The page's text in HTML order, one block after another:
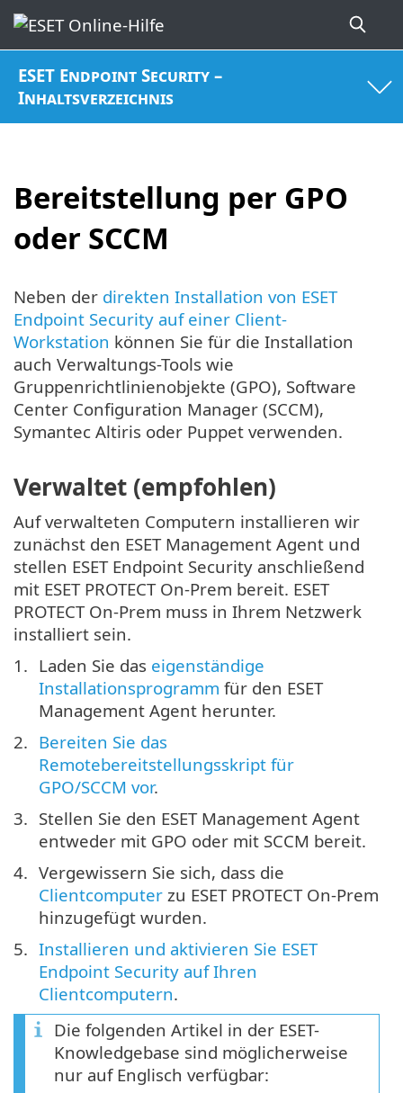
ESET Endpoint Security –
Inhaltsverzeichnis
Bereitstellung per GPO
oder SCCM
Neben der direkten Installation von ESET
Endpoint Security auf einer Client-
Workstation können Sie für die Installation
auch Verwaltungs-Tools wie
Gruppenrichtlinienobjekte (GPO), Software
Center Configuration Manager (SCCM),
Symantec Altiris oder Puppet verwenden.
Verwaltet (empfohlen)
Auf verwalteten Computern installieren wir
zunächst den ESET Management Agent und
stellen ESET Endpoint Security anschließend
mit ESET PROTECT On-Prem bereit. ESET
PROTECT On-Prem muss in Ihrem Netzwerk
installiert sein.
Laden Sie das eigenständige
Installationsprogramm für den ESET
Management Agent herunter.
Bereiten Sie das
Remotebereitstellungsskript für
GPO/SCCM vor.
Stellen Sie den ESET Management Agent
entweder mit GPO oder mit SCCM bereit.
Vergewissern Sie sich, dass die
Clientcomputer zu ESET PROTECT On-Prem
hinzugefügt wurden.
Installieren und aktivieren Sie ESET
Endpoint Security auf Ihren
Clientcomputern.
Die folgenden Artikel in der ESET-
Knowledgebase sind möglicherweise
nur auf Englisch verfügbar: